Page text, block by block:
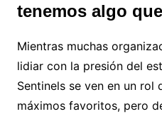
tenemos algo
Mientras muchas
lidiar con la presión del
Sentinels se ven en un rol
máximos favoritos, pero